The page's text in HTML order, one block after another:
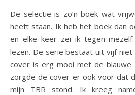
De selectie is zo’n boek wat
heeft staan. Ik heb het boek dan
en elke keer zei ik tegen
lezen. De serie bestaat uit vijf niet
cover is erg mooi met de blauwe
zorgde de cover er ook voor dat
mijn TBR stond. Ik kreeg